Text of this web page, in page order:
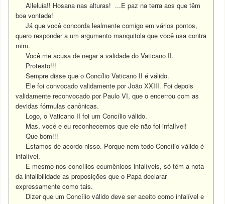
Alleluia!! Hosana nas alturas! ...E paz na terra aos que têm
boa vontade!
Já que você concorda lealmente comigo em vários pontos,
quero responder a um argumento manquitola que você usa contra
mim.
Você me acusa de negar a validade do Vaticano II.
Protesto!!!
Sempre disse que o Concílio Vaticano II é válido.
Ele foi convocado validamente por João XXIII. Foi depois
validamente reconvocado por Paulo VI, que o encerrou com as
devidas fórmulas canônicas.
Logo, o Vaticano II foi um Concílio válido.
Mas, você e eu reconhecemos que ele não foi infalível!
Que bom!!!
Estamos de acordo nisso. Porque nem todo Concílio válido é
infalível.
E mesmo nos concílios ecumênicos infalíveis, só têm a nota
da infalibilidade as proposições que o Papa declarar
expressamente como tais.
Dizer que um Concílio válido deve ser aceito como infalível e